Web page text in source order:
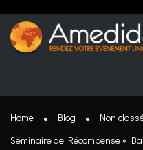
Home Blog
Non
Séminaire de Récompense «